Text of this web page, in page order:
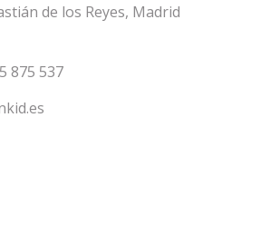
de los Reyes, Madrid
875 537